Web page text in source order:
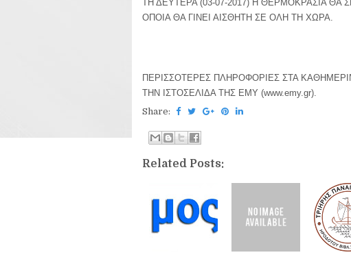
ΤΗ ΔΕΥΤΕΡΑ (03-07-2017) Η ΘΕΡΜΟΚΡΑΣΙΑ ΘΑ
ΟΠΟΙΑ ΘΑ ΓΙΝΕΙ ΑΙΣΘΗΤΗ ΣΕ ΟΛΗ ΤΗ ΧΩΡΑ.
ΠΕΡΙΣΣΟΤΕΡΕΣ ΠΛΗΡΟΦΟΡΙΕΣ ΣΤΑ
ΤΗΝ ΙΣΤΟΣΕΛΙΔΑ ΤΗΣ ΕΜΥ (www.emy.gr).
Share:
Related Posts: